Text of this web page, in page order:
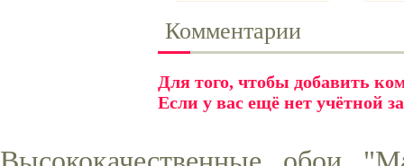
Комментарии
Для того, чтобы добавить
Если у вас ещё нет учётной